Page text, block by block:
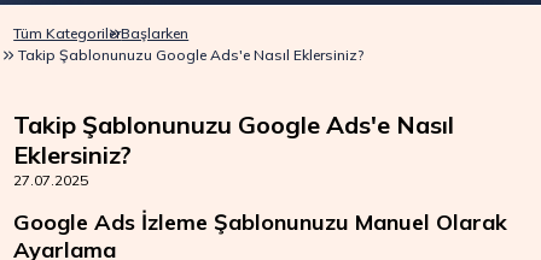
Tüm KategorilerBaşlarken
Takip Şablonunuzu Google Ads'e Nasıl Eklersiniz?
Takip Şablonunuzu Google Ads'e Nasıl
Eklersiniz?
27.07.2025
Google Ads İzleme Şablonunuzu Manuel Olarak
Ayarlama